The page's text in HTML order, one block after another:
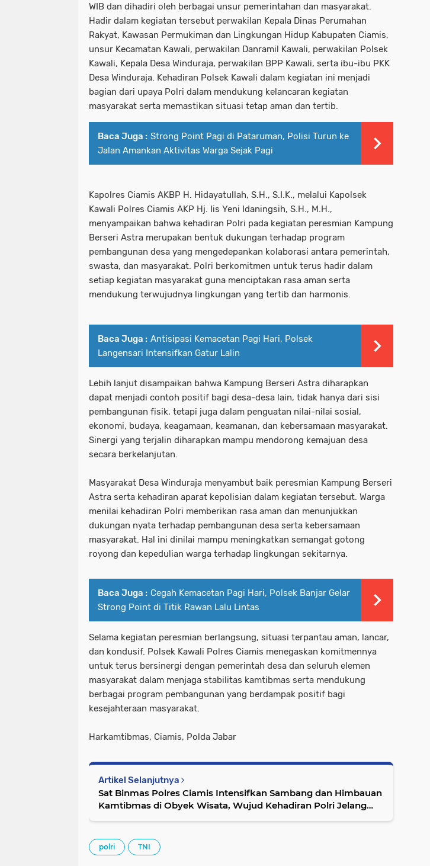
WIB dan dihadiri oleh berbagai unsur pemerintahan dan masyarakat.
Hadir dalam kegiatan tersebut perwakilan Kepala Dinas Perumahan
Rakyat, Kawasan Permukiman dan Lingkungan Hidup Kabupaten Ciamis,
unsur Kecamatan Kawali, perwakilan Danramil Kawali, perwakilan Polsek
Kawali, Kepala Desa Winduraja, perwakilan BPP Kawali, serta ibu-ibu PKK
Desa Winduraja. Kehadiran Polsek Kawali dalam kegiatan ini menjadi
bagian dari upaya Polri dalam mendukung kelancaran kegiatan
masyarakat serta memastikan situasi tetap aman dan tertib.
Baca Juga : Strong Point Pagi di Pataruman, Polisi Turun ke
Jalan Amankan Aktivitas Warga Sejak Pagi
Kapolres Ciamis AKBP H. Hidayatullah, S.H., S.I.K., melalui Kapolsek
Kawali Polres Ciamis AKP Hj. Iis Yeni Idaningsih, S.H., M.H.,
menyampaikan bahwa kehadiran Polri pada kegiatan peresmian Kampung
Berseri Astra merupakan bentuk dukungan terhadap program
pembangunan desa yang mengedepankan kolaborasi antara pemerintah,
swasta, dan masyarakat. Polri berkomitmen untuk terus hadir dalam
setiap kegiatan masyarakat guna menciptakan rasa aman serta
mendukung terwujudnya lingkungan yang tertib dan harmonis.
Baca Juga : Antisipasi Kemacetan Pagi Hari, Polsek
Langensari Intensifkan Gatur Lalin
Lebih lanjut disampaikan bahwa Kampung Berseri Astra diharapkan
dapat menjadi contoh positif bagi desa-desa lain, tidak hanya dari sisi
pembangunan fisik, tetapi juga dalam penguatan nilai-nilai sosial,
ekonomi, budaya, keagamaan, keamanan, dan kebersamaan masyarakat.
Sinergi yang terjalin diharapkan mampu mendorong kemajuan desa
secara berkelanjutan.
Masyarakat Desa Winduraja menyambut baik peresmian Kampung Berseri
Astra serta kehadiran aparat kepolisian dalam kegiatan tersebut. Warga
menilai kehadiran Polri memberikan rasa aman dan menunjukkan
dukungan nyata terhadap pembangunan desa serta kebersamaan
masyarakat. Hal ini dinilai mampu meningkatkan semangat gotong
royong dan kepedulian warga terhadap lingkungan sekitarnya.
Baca Juga : Cegah Kemacetan Pagi Hari, Polsek Banjar Gelar
Strong Point di Titik Rawan Lalu Lintas
Selama kegiatan peresmian berlangsung, situasi terpantau aman, lancar,
dan kondusif. Polsek Kawali Polres Ciamis menegaskan komitmennya
untuk terus bersinergi dengan pemerintah desa dan seluruh elemen
masyarakat dalam menjaga stabilitas kamtibmas serta mendukung
berbagai program pembangunan yang berdampak positif bagi
kesejahteraan masyarakat.
Harkamtibmas, Ciamis, Polda Jabar
Artikel Selanjutnya
Sat Binmas Polres Ciamis Intensifkan Sambang dan Himbauan
Kamtibmas di Obyek Wisata, Wujud Kehadiran Polri Jelang
polri TNI